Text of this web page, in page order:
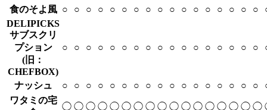
食のそよ風 ○ ○ ○ ○ ○ ○ ○ ○ ○ ○ ○ ○ ○ ○ ○ ○ ○
DELIPICKS
サブスクリ
プション
(旧：
CHEFBOX)
○ ○ ○ ○ ○ ○ ○ ○ ○ ○ ○ ○ ○ ○ ○ ○ ○
ナッシュ ○ ○ ○ ○ ○ ○ ○ ○ ○ ○ ○ ○ ○ ○ ○ ○ ○
ワタミの宅
◯ ◯ ◯ ◯ ◯ ◯ ◯ ◯ ◯ ◯ ◯ ◯ ◯ ◯ ◯ ◯ ◯